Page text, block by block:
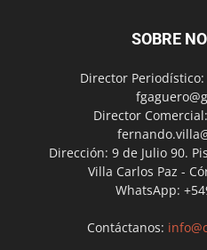
SOBRE
Director
Director
Dirección: 9 de Julio 90.
Villa Carlos Paz -
WhatsApp:
Contáctanos: